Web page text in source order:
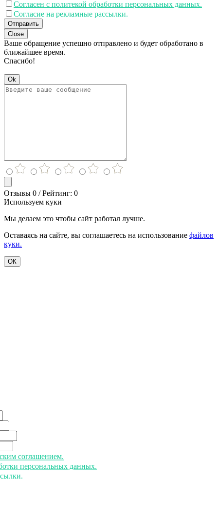
Согласен с политекой обработки персональных данных.
Согласие на рекламные рассылки.
Отправить
Close
Ваше обращение успешно отправлено и будет обработано в
ближайшее время.
Спасибо!
Ok
Отзывы 0 / Рейтинг: 0
Используем куки
Мы делаем это чтобы сайт работал лучше.
Оставаясь на сайте, вы соглашаетесь на использование файлов
куки.
ОК
соглашением.
персональных данных.